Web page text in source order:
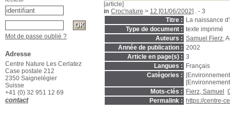
[article]
in Croc'nature > 12 [01/06/2002] . - 3
Titre :
La naissance
Type de document : texte imprimé
Auteurs : Samuel Fierz,
Année de publication : 2002
Article en page(s) : 3
Langues :
Français
Catégories :
Mots-clés :
Fierz, Samuel
Permalink :
https://centre-
Mot de passe oublié ?
Adresse
Centre Nature Les Cerlatez
Case postale 212
2350 Saignelégier
Suisse
+41 (0) 32 951 12 69
contact